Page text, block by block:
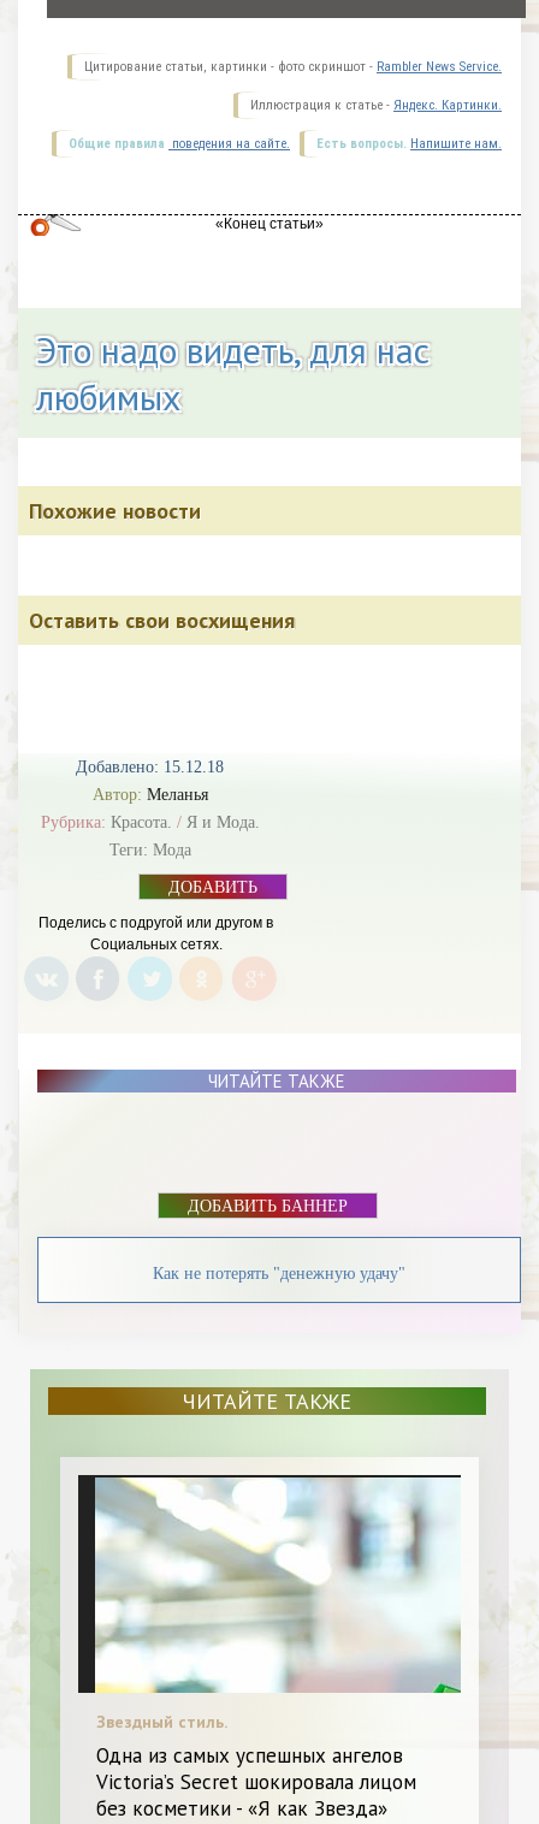
Добавлено: 15.12.18
Автор: Меланья
Рубрика: Красота. / Я и Мода.
Теги: Мода
ДОБАВИТЬ
Поделись с подругой или другом в
Социальных сетях.
Цитирование статьи, картинки - фото скриншот - Rambler News Service.
Иллюстрация к статье - Яндекс. Картинки.
Есть вопросы. Напишите нам.
Общие правила поведения на сайте.
Это надо видеть, для нас
любимых
Похожие новости
Оставить свои восхищения
ЧИТАЙТЕ ТАКЖЕ
ДОБАВИТЬ БАННЕР
Как не потерять "денежную удачу"
ЧИТАЙТЕ ТАКЖЕ
Звездный стиль.
Одна из самых успешных ангелов
Victoria’s Secret шокировала лицом
без косметики - «Я как Звезда»